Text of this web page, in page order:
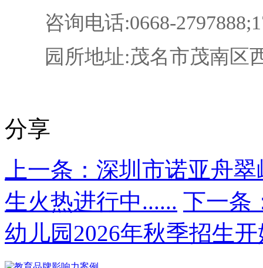
咨询电话:0668-
园所地址:茂名市茂南区
分享
上一条：深圳市诺亚舟
生火热进行中...... 下一条
幼儿园2026年秋季招生